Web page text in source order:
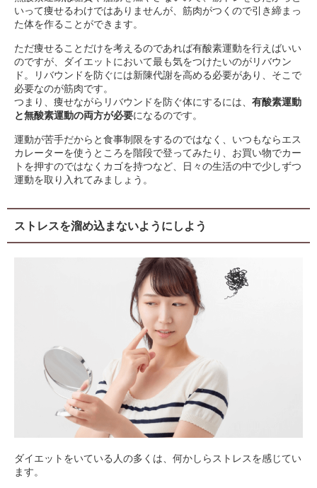
いって痩せるわけではありませんが、筋肉がつくので引き締まっ
た体を作ることができます。
ただ痩せることだけを考えるのであれば有酸素運動を行えばいい
のですが、ダイエットにおいて最も気をつけたいのがリバウン
ド。リバウンドを防ぐには新陳代謝を高める必要があり、そこで
必要なのが筋肉です。
つまり、痩せながらリバウンドを防ぐ体にするには、 有酸素運動
と無酸素運動の両方が必要になるのです。
運動が苦手だからと食事制限をするのではなく、いつもならエス
カレーターを使うところを階段で登ってみたり、お買い物でカー
トを押すのではなくカゴを持つなど、日々の生活の中で少しずつ
運動を取り入れてみましょう。
ストレスを溜め込まないようにしよう
ダイエットをいている人の多くは、何かしらストレスを感じてい
ます。